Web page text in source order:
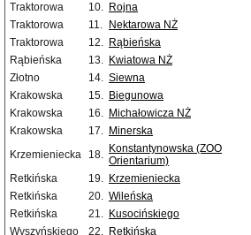
Traktorowa
10. Rojna
Traktorowa
11. Nektarowa NŻ
Traktorowa
12. Rąbieńska
Rąbieńska
13. Kwiatowa NŻ
Złotno
14. Siewna
Krakowska
15. Biegunowa
Krakowska
16. Michałowicza NŻ
Krakowska
17. Minerska
Krzemieniecka
18. Konstantynowska (ZOO
Orientarium)
Retkińska 19. Krzemieniecka
Retkińska
20. Wileńska
Retkińska
21. Kusocińskiego
Wyszyńskiego
22. Retkińska